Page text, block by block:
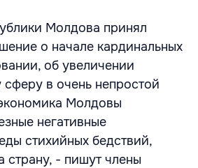
Молдова принял
о начале кардинальных
об увеличении
сферу в очень непростой
Молдовы
негативные
стихийных бедствий,
- пишут члены